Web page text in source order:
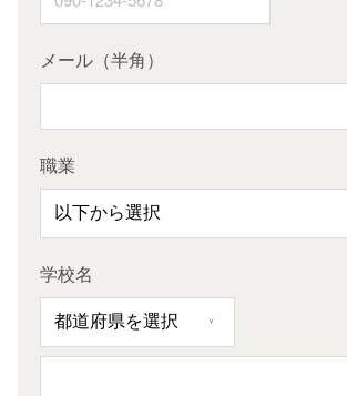
メール（半角）
職業
学校名